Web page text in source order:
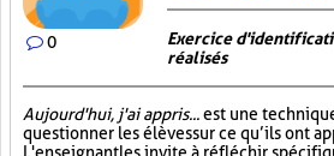
0
Exercice
réalisés
Aujourd'hui, j'ai appris...est une
questionner les élèves sur ce qu’ils ont